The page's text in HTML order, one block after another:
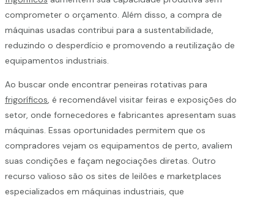
comprometer o orçamento. Além disso, a compra de
máquinas usadas contribui para a sustentabilidade,
reduzindo o desperdício e promovendo a reutilização de
equipamentos industriais.
Ao buscar onde encontrar peneiras rotativas para
frigoríficos, é recomendável visitar feiras e exposições do
setor, onde fornecedores e fabricantes apresentam suas
máquinas. Essas oportunidades permitem que os
compradores vejam os equipamentos de perto, avaliem
suas condições e façam negociações diretas. Outro
recurso valioso são os sites de leilões e marketplaces
especializados em máquinas industriais, que